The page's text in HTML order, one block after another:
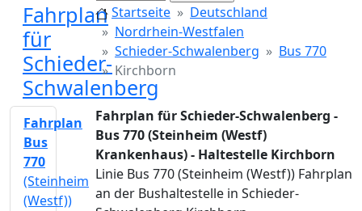
Fahrplan
für
Schieder-
Schwalenberg
Startseite
Deutschland
Nordrhein-Westfalen
Schieder-Schwalenberg
Bus 770
Kirchborn
Fahrplan für Schieder-Schwalenberg -
Bus 770 (Steinheim (Westf)
Krankenhaus) - Haltestelle Kirchborn
Linie Bus 770 (Steinheim (Westf)) Fahrplan
an der Bushaltestelle in Schieder-
Fahrplan
Bus
770
(Steinheim
(Westf))